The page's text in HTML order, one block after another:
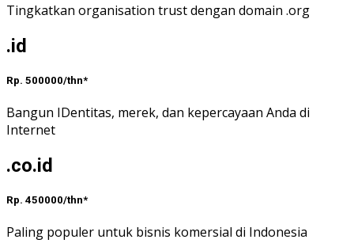
Tingkatkan organisation trust dengan domain .org
.id
Rp. 500000/thn*
Bangun IDentitas, merek, dan kepercayaan Anda di
Internet
.co.id
Rp. 450000/thn*
Paling populer untuk bisnis komersial di Indonesia